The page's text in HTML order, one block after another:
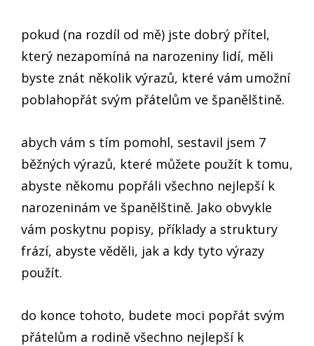
pokud (na rozdíl od mě) jste dobrý přítel,
který nezapomíná na narozeniny lidí, měli
byste znát několik výrazů, které vám umožní
poblahopřát svým přátelům ve španělštině.
abych vám s tím pomohl, sestavil jsem 7
běžných výrazů, které můžete použít k tomu,
abyste někomu popřáli všechno nejlepší k
narozeninám ve španělštině. Jako obvykle
vám poskytnu popisy, příklady a struktury
frází, abyste věděli, jak a kdy tyto výrazy
použít.
do konce tohoto, budete moci popřát svým
přátelům a rodině všechno nejlepší k